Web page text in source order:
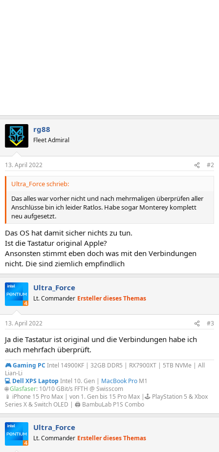
rg88
Fleet Admiral
13. April 2022 #2
Ultra_Force schrieb:
Das alles war vorher nicht und nach mehrmaligen überprüfen aller
Anschlüsse bin ich leider Ratlos. Habe sogar Monterey komplett
neu aufgesetzt.
Das OS hat damit sicher nichts zu tun.
Ist die Tastatur original Apple?
Ansonsten stimmt eben doch was mit den Verbindungen
nicht. Die sind ziemlich empfindlich
Ultra_Force
Lt. Commander Ersteller dieses Themas
13. April 2022 #3
Ja die Tastatur ist original und die Verbindungen habe ich
auch mehrfach überprüft.
🎮 Gaming PC Intel 14900KF | 32GB DDR5 | RX7900XT | 5TB NVMe | All
Lian-Li
💻 Dell XPS Laptop Intel 10. Gen | MacBook Pro M1
🌐Glasfaser: 10/10 GBit/s FFTH @ Swisscom
📱 iPhone 15 Pro Max | von 1. Gen bis 15 Pro Max |🕹️ PlayStation 5 & Xbox
Series X & Switch OLED | 🖨️ BambuLab P1S Combo
Ultra_Force
Lt. Commander Ersteller dieses Themas